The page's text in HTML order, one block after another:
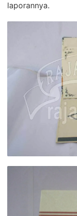
laporannya.